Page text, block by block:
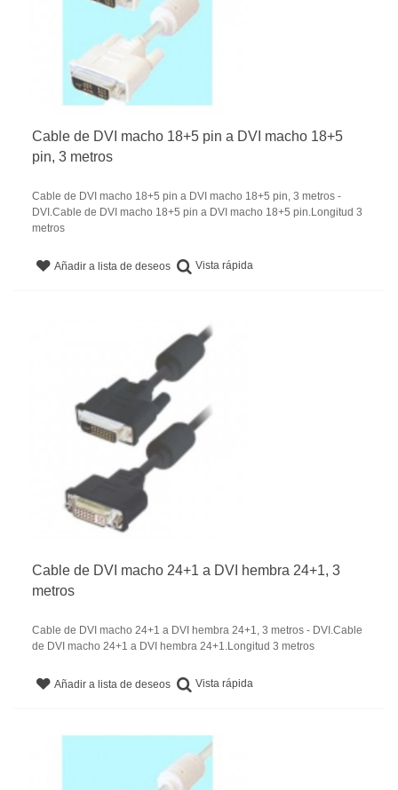
Cable de DVI macho 18+5 pin a DVI macho 18+5
pin, 3 metros
Cable de DVI macho 18+5 pin a DVI macho 18+5 pin, 3 metros -
DVI.Cable de DVI macho 18+5 pin a DVI macho 18+5 pin.Longitud 3
metros
Añadir a lista de deseos Vista rápida
Cable de DVI macho 24+1 a DVI hembra 24+1, 3
metros
Cable de DVI macho 24+1 a DVI hembra 24+1, 3 metros - DVI.Cable
de DVI macho 24+1 a DVI hembra 24+1.Longitud 3 metros
Añadir a lista de deseos Vista rápida